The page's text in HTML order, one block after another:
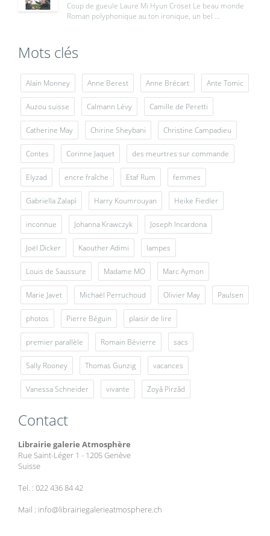
Coup de gueule Laure Mi Hyun Croset Le beau monde
Roman polyphonique au ton ironique, un bel ...
Mots clés
Alain Monney Anne Berest Anne Brécart Ante Tomic
Auzou suisse Calmann Lévy Camille de Peretti
Catherine May Chirine Sheybani Christine Campadieu
Contes Corinne Jaquet des meurtres sur commande
Elyzad encre fraîche Etaf Rum femmes
Gabriella Zalapì Harry Koumrouyan Heike Fiedler
inconnue Johanna Krawczyk Joseph Incardona
Joël Dicker Kaouther Adimi lampes
Louis de Saussure Madame MO Marc Aymon
Marie Javet Michaël Perruchoud Olivier May Paulsen
photos Pierre Béguin plaisir de lire
premier parallèle Romain Bévierre sacs
Sally Rooney Thomas Gunzig vacances
Vanessa Schneider vivante Zoyâ Pirzâd
Contact
Librairie galerie Atmosphère
Rue Saint-Léger 1 - 1205 Genève
Suisse
Tel. : 022 436 84 42
Mail : info@librairiegalerieatmosphere.ch